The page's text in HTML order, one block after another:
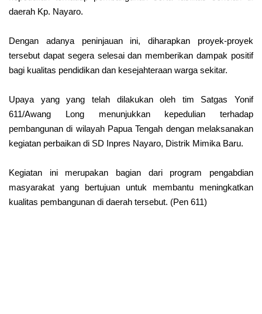
daerah Kp. Nayaro.
Dengan adanya peninjauan ini, diharapkan proyek-proyek
tersebut dapat segera selesai dan memberikan dampak positif
bagi kualitas pendidikan dan kesejahteraan warga sekitar.
Upaya yang yang telah dilakukan oleh tim Satgas Yonif
611/Awang Long menunjukkan kepedulian terhadap
pembangunan di wilayah Papua Tengah dengan melaksanakan
kegiatan perbaikan di SD Inpres Nayaro, Distrik Mimika Baru.
Kegiatan ini merupakan bagian dari program pengabdian
masyarakat yang bertujuan untuk membantu meningkatkan
kualitas pembangunan di daerah tersebut. (Pen 611)